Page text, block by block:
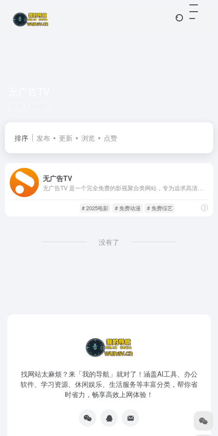
排序 发布 更新 浏览 点赞
无广告TV
# 2025电影 # 免费动漫 # 免费综艺
没有了
找网站太麻烦？来「我的导航」就对了！涵盖AI工具、办公
软件、学习资源、休闲娱乐、生活服务等丰富分类，帮你省
时省力，畅享高效上网体验！